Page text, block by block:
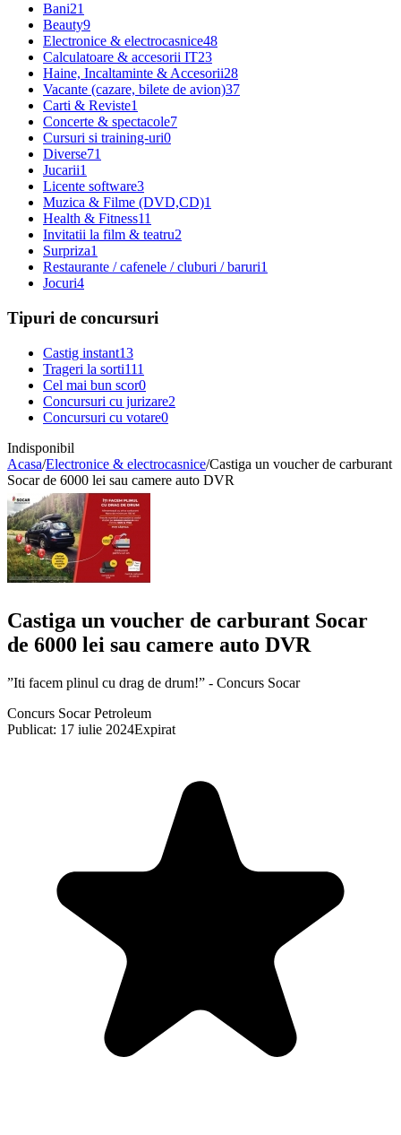
Bani21
Beauty9
Electronice & electrocasnice48
Calculatoare & accesorii IT23
Haine, Incaltaminte & Accesorii28
Vacante (cazare, bilete de avion)37
Carti & Reviste1
Concerte & spectacole7
Cursuri si training-uri0
Diverse71
Jucarii1
Licente software3
Muzica & Filme (DVD,CD)1
Health & Fitness11
Invitatii la film & teatru2
Surpriza1
Restaurante / cafenele / cluburi / baruri1
Jocuri4
Tipuri de concursuri
Castig instant13
Trageri la sorti111
Cel mai bun scor0
Concursuri cu jurizare2
Concursuri cu votare0
Indisponibil
Acasa/Electronice & electrocasnice/Castiga un voucher de carburant
Socar de 6000 lei sau camere auto DVR
Castiga un voucher de carburant Socar
de 6000 lei sau camere auto DVR
”Iti facem plinul cu drag de drum!” - Concurs Socar
Concurs Socar Petroleum
Publicat: 17 iulie 2024Expirat